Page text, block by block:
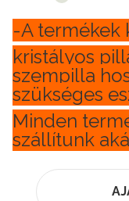
-A termékek
kristályos
szempilla
szükséges
Minden
szállítunk